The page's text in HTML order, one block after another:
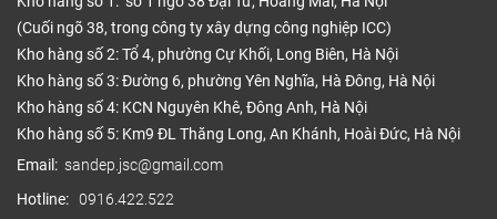
(Cuối ngõ 38, trong công ty xây dựng công nghiệp ICC)
Kho hàng số 2: Tổ 4, phường Cự Khối, Long Biên, Hà Nội
Kho hàng số 3: Đường 6, phường Yên Nghĩa, Hà Đông, Hà Nội
Kho hàng số 4: KCN Nguyên Khê, Đông Anh, Hà Nội
Kho hàng số 5: Km9 ĐL Thăng Long, An Khánh, Hoài Đức, Hà Nội
Email: sandep.jsc@gmail.com
Hotline: 0916.422.522